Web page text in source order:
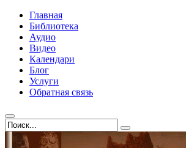
Главная
Библиотека
Аудио
Видео
Календари
Блог
Услуги
Обратная связь